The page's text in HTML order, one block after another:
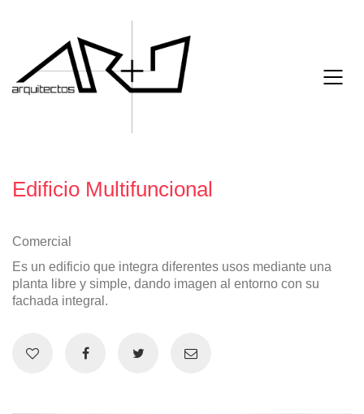
Edificio Multifuncional
Comercial
Es un edificio que integra diferentes usos mediante una
planta libre y simple, dando imagen al entorno con su
fachada integral.